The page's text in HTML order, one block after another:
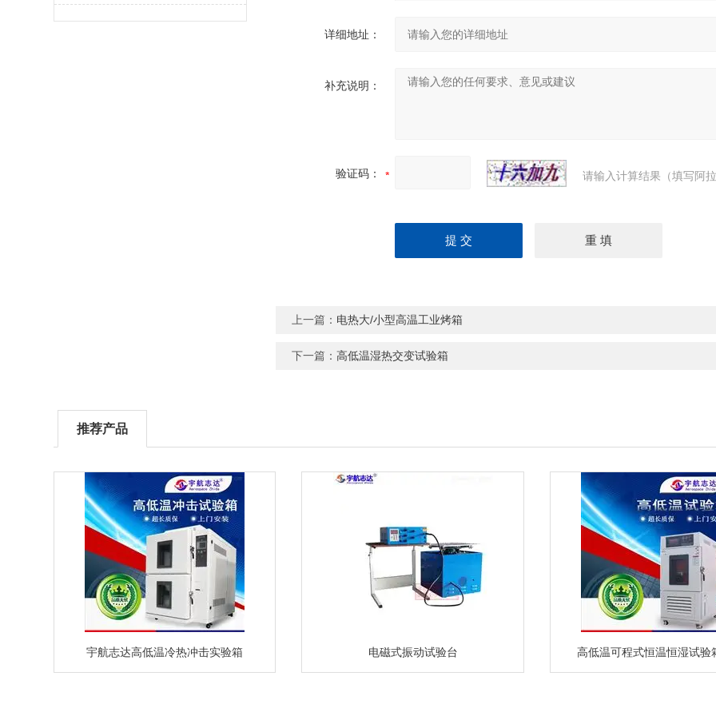
详细地址：
补充说明：
验证码： 请输入计算结果（填写阿
上一篇： 电热大/小型高温工业烤箱
下一篇：高低温湿热交变试验箱
推荐产品
宇航志达高低温冷热冲击实验箱 电磁式振动试验台 高低温可程式恒温恒湿试验